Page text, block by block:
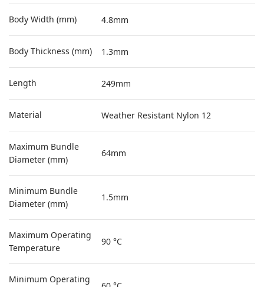
Body Width (mm) 4.8mm
Body Thickness (mm) 1.3mm
Length 249mm
Material Weather Resistant Nylon 12
Maximum Bundle
Diameter (mm)
64mm
Minimum Bundle
Diameter (mm)
1.5mm
Maximum Operating
Temperature
90 °C
Minimum Operating